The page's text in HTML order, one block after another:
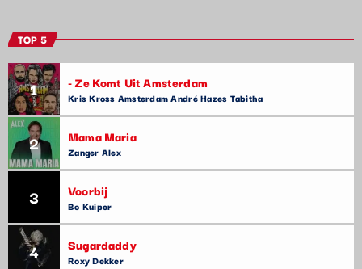
TOP 5
1 - Ze Komt Uit Amsterdam
Kris Kross Amsterdam André Hazes Tabitha
2 Mama Maria
Zanger Alex
3 Voorbij
Bo Kuiper
4 Sugardaddy
Roxy Dekker